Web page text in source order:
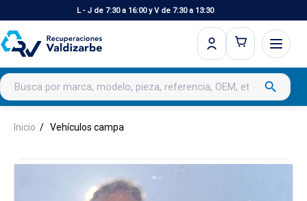
L - J de 7:30 a 16:00 y V de 7:30 a 13:30
Buscar productos search
Inicio Vehículos campa